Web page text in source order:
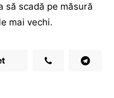
să scadă pe măsură
mai vechi.